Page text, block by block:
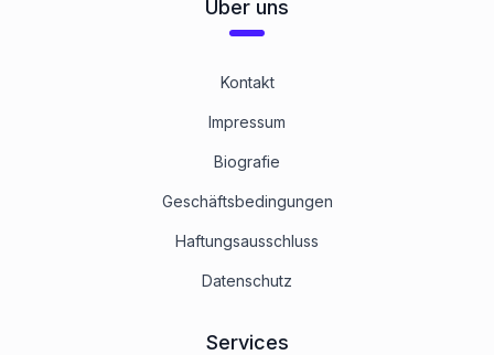
Über uns
Kontakt
Impressum
Biografie
Geschäftsbedingungen
Haftungsausschluss
Datenschutz
Services